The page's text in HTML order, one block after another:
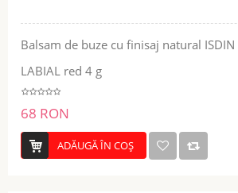
Balsam de buze cu finisaj natural ISDIN
LABIAL red 4 g
68 RON
ADĂUGĂ ÎN COŞ